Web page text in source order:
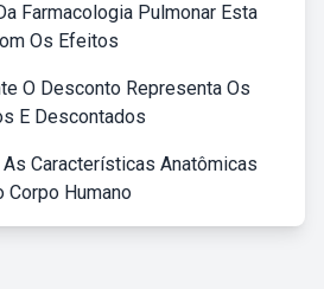
Farmacologia Pulmonar Esta
Os Efeitos
O Desconto Representa Os
E Descontados
Características Anatômicas
Corpo Humano